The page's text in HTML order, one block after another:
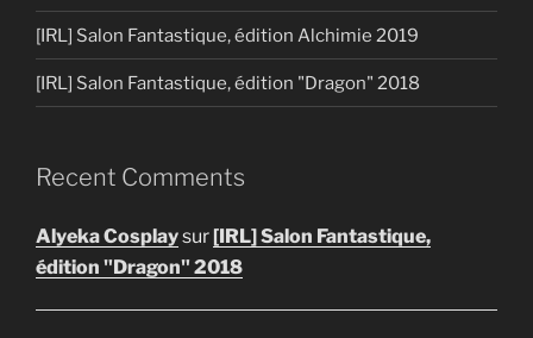
[IRL] Salon Fantastique, édition Alchimie 2019
[IRL] Salon Fantastique, édition "Dragon" 2018
Recent Comments
Alyeka Cosplaysur[IRL] Salon Fantastique,
édition "Dragon" 2018